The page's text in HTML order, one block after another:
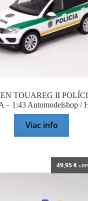
TOUAREG II
– 1:43 Automodelshop /
Viac info
49,95€ s